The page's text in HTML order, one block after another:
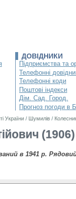
ДОВІДНИКИ
Підприємства та
Телефонні
Телефонні коди
Поштові індекси
Дім. Сад. Город.
Прогноз погоди в
України / Шумилів /
(1906)
в 1941 р.